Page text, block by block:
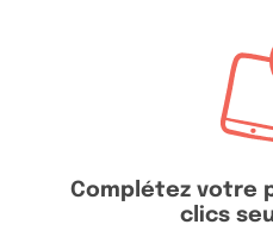
Complétez votre
clics